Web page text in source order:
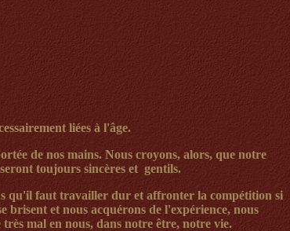
liées à l'âge.
de nos mains. Nous croyons, alors, que notre
toujours sincères et gentils.
qu'il faut travailler dur et affronter la compétition si
brisent et nous acquérons de l'expérience, nous
mal en nous, dans notre être, notre vie.